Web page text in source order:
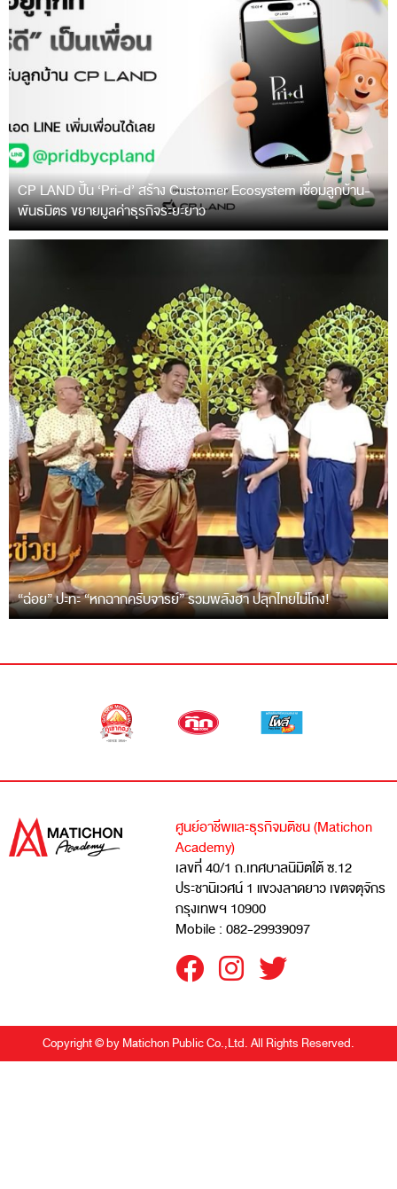
CP LAND ปั้น ‘Pri-d’ สร้าง Customer Ecosystem เชื่อมลูกบ้าน-
พันธมิตร ขยายมูลค่าธุรกิจระยะยาว
“ฉ่อย” ปะทะ “หกฉากครับจารย์” รวมพลังฮา ปลุกไทยไม่โกง!
ศูนย์อาชีพและธุรกิจมติชน (Matichon
Academy)
เลขที่ 40/1 ถ.เทศบาลนิมิตใต้ ซ.12
ประชานิเวศน์ 1 แขวงลาดยาว เขตจตุจักร
กรุงเทพฯ 10900
Mobile : 082-29939097
Copyright © by Matichon Public Co.,Ltd. All Rights Reserved.